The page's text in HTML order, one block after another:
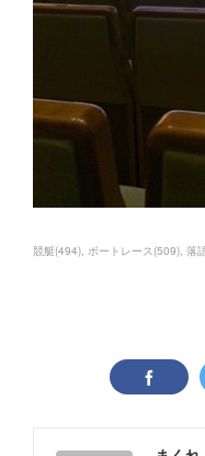
競艇(494) ボートレース(509) 落